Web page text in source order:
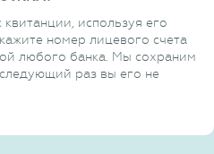
используя его
номер лицевого счета
любого банка. Мы сохраним
раз вы его не